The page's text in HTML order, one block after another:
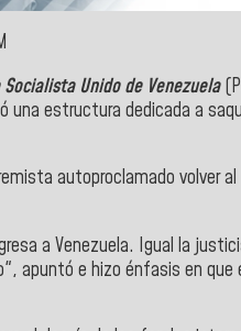
Unido de Venezuela
una estructura dedicada a
autoproclamado volver
a Venezuela. Igual la
apuntó e hizo énfasis en